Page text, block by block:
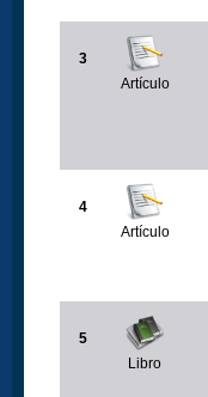
3
Artículo
4
Artículo
5
Libro